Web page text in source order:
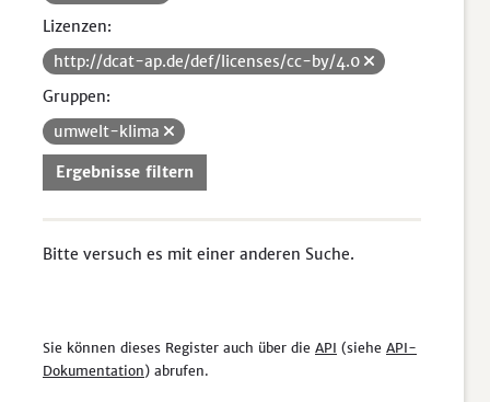
Lizenzen:
http://dcat-ap.de/def/licenses/cc-by/4.0
Gruppen:
umwelt-klima
Ergebnisse filtern
Bitte versuch es mit einer anderen Suche.
Sie können dieses Register auch über die API (siehe API-
Dokumentation) abrufen.